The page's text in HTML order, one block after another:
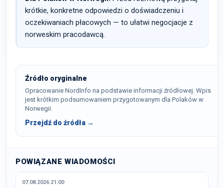
krótkie, konkretne odpowiedzi o doświadczeniu i
oczekiwaniach płacowych — to ułatwi negocjacje z
norweskim pracodawcą.
Źródło oryginalne
Opracowanie NordInfo na podstawie informacji źródłowej. Wpis
jest krótkim podsumowaniem przygotowanym dla Polaków w
Norwegii.
Przejdź do źródła →
POWIĄZANE WIADOMOŚCI
07.08.2026 21:00